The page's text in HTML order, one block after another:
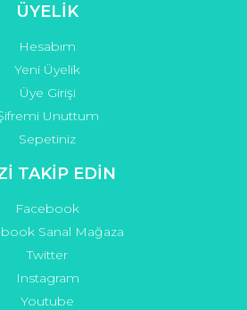
ÜYELİK
Hesabım
Yeni Üyelik
Üye Girişi
Unuttum
Sepetiniz
TAKİP EDİN
Facebook
Sanal Mağaza
Twitter
Instagram
Youtube